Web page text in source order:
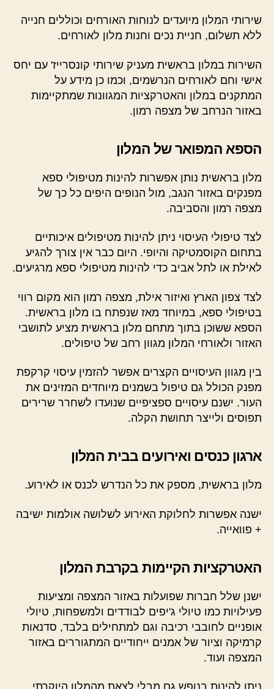
שירותי המלון מיועדים לנוחות האורחים וכוללים חנייה
ללא תשלום, חניית נכים וחנות מלון לאורחים.
השירות במלון בראשית מעניק שירותי קונסרייז' עם יחס
אישי וחם לאורחים הנרשמים, וכמו כן מידע על
המתקנים במלון והאטרקציות המגוונות שמתקיימות
באזור הנרחב של מצפה רמון.
הספא המפואר של המלון
מלון בראשית נותן אפשרות להינות מטיפולי ספא
מפנקים באזור הנגב, מול הנופים היפים כל כך של
מצפה רמון והסביבה.
לצד טיפולי העיסוי ניתן להינות מטיפולים איכותיים
בתחום הקוסמטיקה והיופי. היום כבר אין צורך להגיע
לאילת או לתל אביב כדי להינות מטיפולי ספא מרגיעים.
לצד צפון הארץ ואיזור אילת, מצפה רמון הוא מקום רווי
בטיפולי ספא, במיוחד מאז שנפתח בו מלון בראשית.
הספא ששוכן בתוך מתחם מלון בראשית מציע לתושבי
האזור ולאורחי המלון מגוון רחב של טיפולים.
בין מגוון העיסויים הקצרים אפשר להזמין עיסוי קרקפת
מפנק הכולל גם טיפול בשמנים מיוחדים המזינים את
העור. ישנם עיסויים ספציפיים שנועדו לשחרר שרירים
תפוסים ולייצר תחושת הקלה.
ארגון כנסים ואירועים בבית המלון
מלון בראשית, מספק את כל הנדרש לכנס או לאירוע.
ישנה אפשרות לחלוקת האירוע לשלושה אולמות ישיבה
+ פוואייה.
האטרקציות הקיימות בקרבת המלון
ישנן שלל חברות שפועלות באזור המצפה ומציעות
פעילויות כמו טיולי ג'יפים לבודדים ולמשפחות, טיולי
אופניים לחובבי רכיבה וגם למתחילים בלבד, סדנאות
קרמיקה וציור של אמנים ייחודיים המתגוררים באזור
המצפה ועוד.
ניתן להינות בנופש גם מבלי לצאת מהמלון היוקרתי.